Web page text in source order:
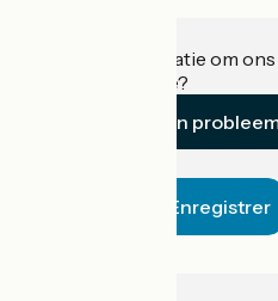
Heeft u informatie om
accommodatie?
Een
Enregistrer